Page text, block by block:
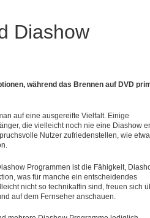
Diashow
während das Brennen auf DVD
auf eine ausgereifte Vielfalt. Einige
die vielleicht noch nie eine Diashow
Nutzer zufriedenstellen, wie etwa
Programmen ist die Fähigkeit,
was für manche ein entscheidendes
nicht so technikaffin sind, freuen sich
auf dem Fernseher anschauen.